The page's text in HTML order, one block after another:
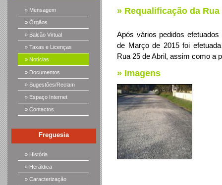
» Mensagem
» Órgãos
» Balcão Virtual
» Taxas e Licenças
» Notícias
» Documentos
» Sugestões/Reclam
» Espaço Internet
» Contactos
Freguesia
» História
» Heráldica
» Caracterização
» Requalificação da
Após vários pedidos
de Março de 2015 foi
Rua 25 de Abril, assim como a
» Imagens